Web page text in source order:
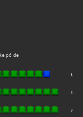
på de